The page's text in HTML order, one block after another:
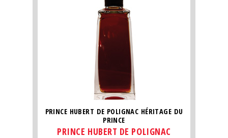
PRINCE HUBERT DE POLIGNAC HÉRITAGE DU
PRINCE
PRINCE HUBERT DE POLIGNAC